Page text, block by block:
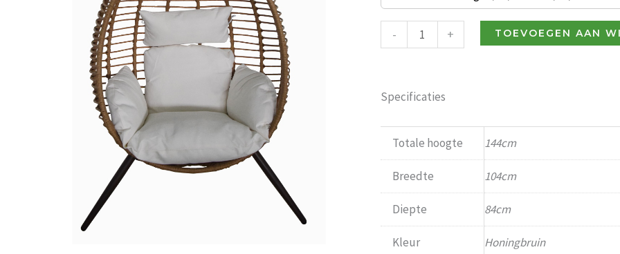
-
lounge
terrasstoel
honingbruin
uitverkoop
aantal
+ TOEVOEGEN AAN
Specificaties
Totale hoogte 144cm
Breedte 104cm
Diepte 84cm
Kleur Honingbruin